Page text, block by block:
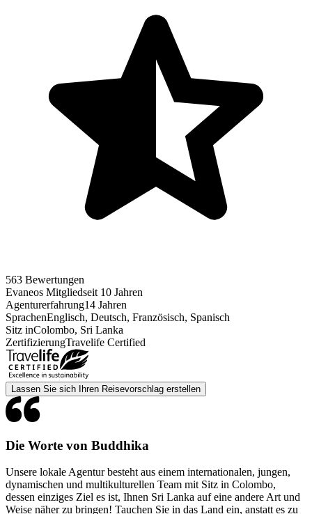
563 Bewertungen
Evaneos Mitgliedseit 10 Jahren
Agenturerfahrung14 Jahren
SprachenEnglisch, Deutsch, Französisch, Spanisch
Sitz inColombo, Sri Lanka
ZertifizierungTravelife Certified
Lassen Sie sich Ihren Reisevorschlag erstellen
Die Worte von Buddhika
Unsere lokale Agentur besteht aus einem internationalen, jungen,
dynamischen und multikulturellen Team mit Sitz in Colombo,
dessen einziges Ziel es ist, Ihnen Sri Lanka auf eine andere Art und
Weise näher zu bringen! Tauchen Sie in das Land ein, anstatt es zu